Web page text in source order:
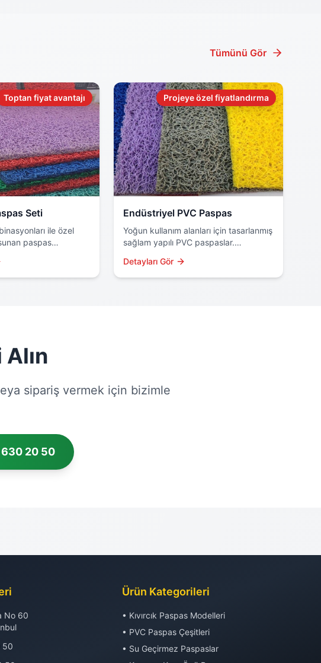
Tümünü Gör
Toptan fiyat avantajı
Seti
ile özel
paspas
ideal çözüm.
Projeye özel fiyatlandırma
Endüstriyel PVC Paspas
Yoğun kullanım alanları için tasarlanmış
sağlam yapılı PVC paspaslar.
için profesyonel çözüm.
Detayları Gör
sipariş vermek için bizimle
20 50
No 60
50
Ürün Kategorileri
• Kıvırcık Paspas Modelleri
• PVC Paspas Çeşitleri
• Su Geçirmez Paspaslar